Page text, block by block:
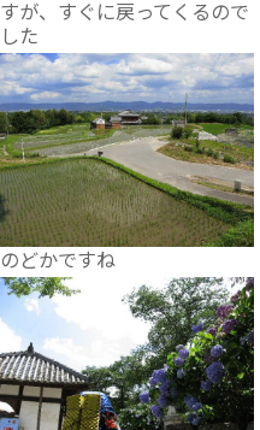
すが、すぐに戻ってくるので
した
のどかですね